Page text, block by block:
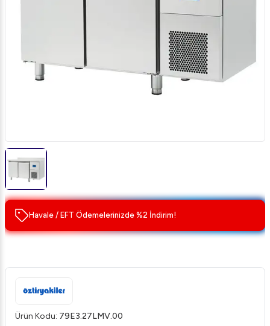
Havale / EFT Ödemelerinizde %2 İndirim!
Ürün Kodu: 79E3.27LMV.00